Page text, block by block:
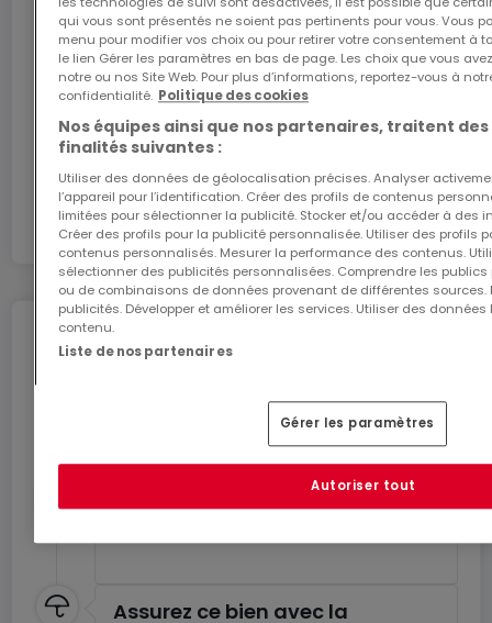
The sale price is displayed with 3% VAT included.
Possibility to acquire an indoor Parklift space at the
price of €29,000 and/or an indoor parking space at
the price of €35,000 - 3% VAT included.
For more information, please contact us.
ATHOME26 sur le réseau le plus rapide du
Luxembourg.
J’y vais
Déménagez en toute
tranquillité
Profitez de ces services pour un déménagement
Estimez le coût de votre
Assurez ce bien avec la
qui vous sont présentés ne soient pas pertinents pour vous. Vous
menu pour modifier vos choix ou pour retirer votre consentement à
le lien Gérer les paramètres en bas de page. Les choix que vous
notre ou nos Site Web. Pour plus d’informations, reportez-vous à
confidentialité. Politique des cookies
Nos équipes ainsi que nos partenaires, traitent
finalités suivantes :
Utiliser des données de géolocalisation précises. Analyser
l’appareil pour l’identification. Créer des profils de contenus
limitées pour sélectionner la publicité. Stocker et/ou accéder à des
Créer des profils pour la publicité personnalisée. Utiliser des profils
contenus personnalisés. Mesurer la performance des contenus.
sélectionner des publicités personnalisées. Comprendre les
ou de combinaisons de données provenant de différentes sources.
publicités. Développer et améliorer les services. Utiliser des
contenu.
Liste de nos partenaires
Gérer les paramètres
Autoriser tout